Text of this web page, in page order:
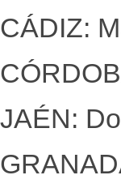
CÁDIZ:
JAÉN: